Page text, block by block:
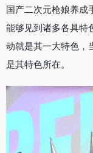
国产二次元枪娘养成
能够见到诸多各具特
动就是其一大特色，
是其特色所在。